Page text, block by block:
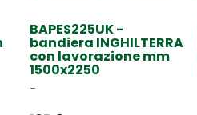
BAPES225UK -
bandiera INGHILTERRA
con lavorazione mm
1500x2250
-